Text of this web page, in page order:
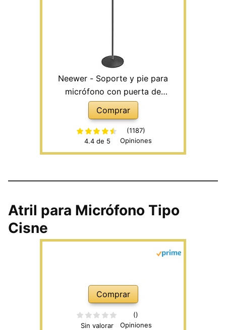
Neewer - Soporte y pie para
micrófono con puerta de
micrófono, ajustable de 100 a 179
cm, construcción de hierro con
base redonda sólida desmontable
para fácil transporte (Negro)
Comprar
4.4 de 5
(1187)
Opiniones
Atril para Micrófono Tipo
Cisne
Comprar
Sin valorar
()
Opiniones